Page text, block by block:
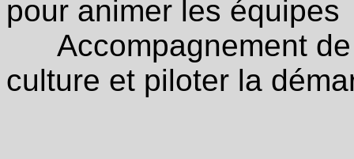
pour animer les équipes
Accompagnement de
culture et piloter la